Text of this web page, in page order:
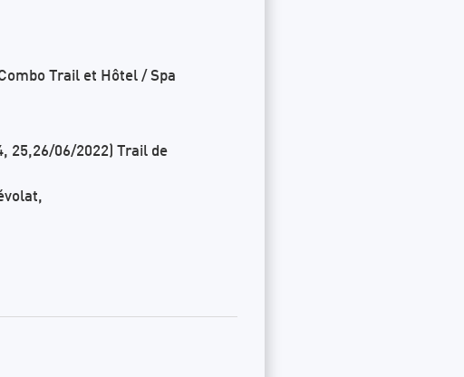
Trail et Hôtel / Spa
25,26/06/2022) Trail de